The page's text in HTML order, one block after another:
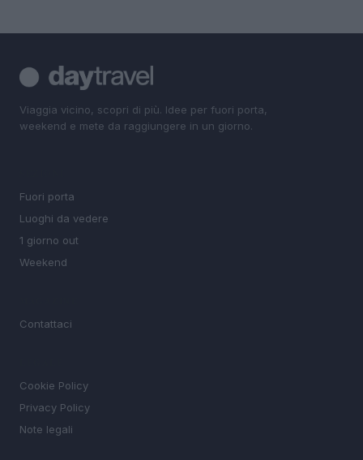
Viaggia vicino, scopri di più. Idee per fuori porta,
weekend e mete da raggiungere in un giorno.
Fuori porta
Luoghi da vedere
1 giorno out
Weekend
Contattaci
Cookie Policy
Privacy Policy
Note legali